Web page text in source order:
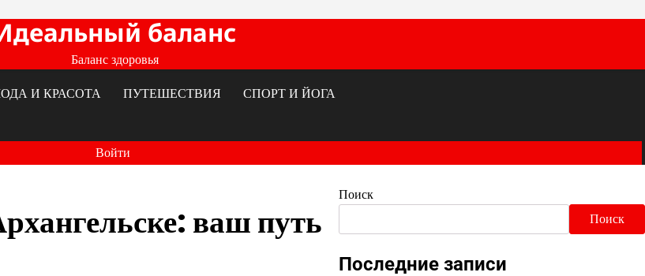
баланс
Баланс здоровья
И КРАСОТА ПУТЕШЕСТВИЯ СПОРТ И ЙОГА
Войти
ваш путь
Поиск
Поиск
Последние записи